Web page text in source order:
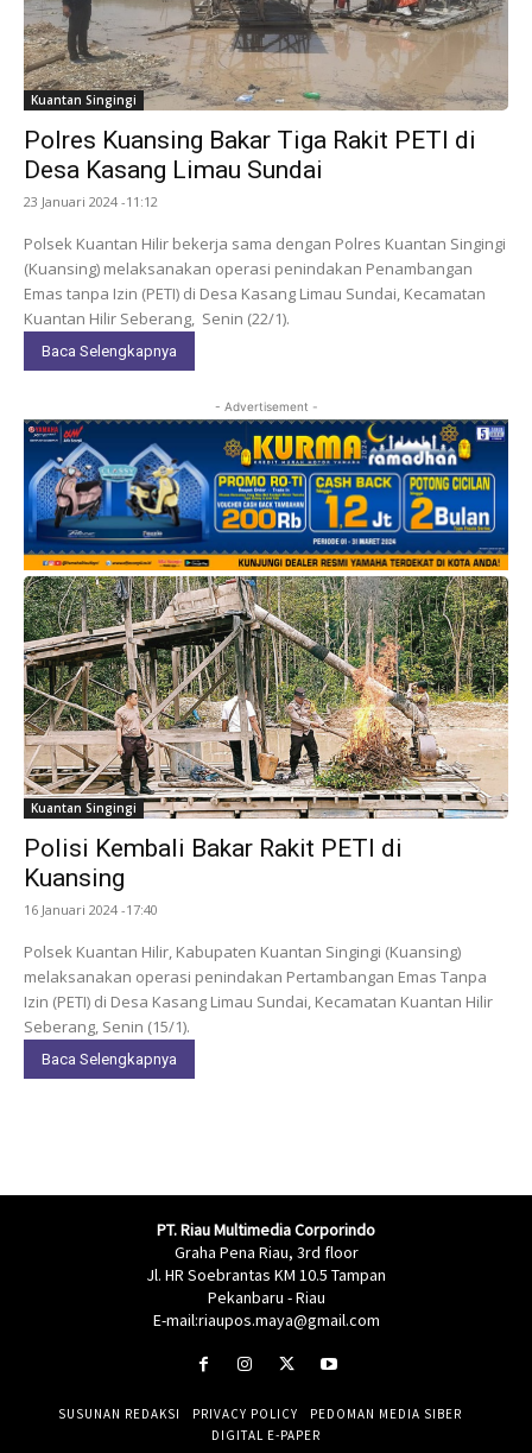
Kuantan Singingi
Polres Kuansing Bakar Tiga Rakit PETI di
Desa Kasang Limau Sundai
23 Januari 2024 -11:12
Polsek Kuantan Hilir bekerja sama dengan Polres Kuantan Singingi
(Kuansing) melaksanakan operasi penindakan Penambangan
Emas tanpa Izin (PETI) di Desa Kasang Limau Sundai, Kecamatan
Kuantan Hilir Seberang, Senin (22/1).
Baca Selengkapnya
- Advertisement -
Kuantan Singingi
Polisi Kembali Bakar Rakit PETI di
Kuansing
16 Januari 2024 -17:40
Polsek Kuantan Hilir, Kabupaten Kuantan Singingi (Kuansing)
melaksanakan operasi penindakan Pertambangan Emas Tanpa
Izin (PETI) di Desa Kasang Limau Sundai, Kecamatan Kuantan Hilir
Seberang, Senin (15/1).
Baca Selengkapnya
PT. Riau Multimedia Corporindo
Graha Pena Riau, 3rd floor
Jl. HR Soebrantas KM 10.5 Tampan
Pekanbaru - Riau
E-mail:riaupos.maya@gmail.com
SUSUNAN REDAKSI PRIVACY POLICY
PEDOMAN MEDIA SIBER
DIGITAL E-PAPER